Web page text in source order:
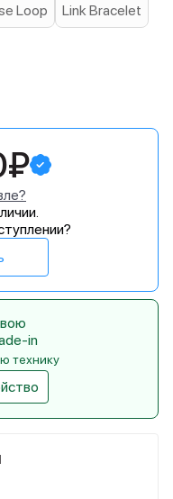
Loop Link Bracelet
in
технику